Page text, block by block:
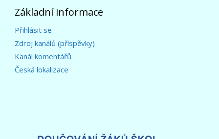
Základní informace
Přihlásit se
Zdroj kanálů (příspěvky)
Kanál komentářů
Česká lokalizace